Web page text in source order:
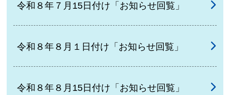
令和８年７月15日付け「お知らせ回覧」
令和８年８月１日付け「お知らせ回覧」
令和８年８月15日付け「お知らせ回覧」